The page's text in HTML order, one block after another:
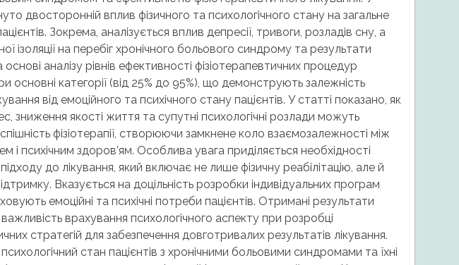
двосторонній вплив фізичного та психологічного стану на загальне
Зокрема, аналізується вплив депресії, тривоги, розладів сну, а
ізоляції на перебіг хронічного больового синдрому та результати
основі аналізу рівнів ефективності фізіотерапевтичних процедур
основні категорії (від 25% до 95%), що демонструють залежність
від емоційного та психічного стану пацієнтів. У статті показано, як
зниження якості життя та супутні психологічні розлади можуть
фізіотерапії, створюючи замкнене коло взаємозалежності між
і психічним здоров’ям. Особлива увага приділяється необхідності
до лікування, який включає не лише фізичну реабілітацію, але й
Вказується на доцільність розробки індивідуальних програм
емоційні та психічні потреби пацієнтів. Отримані результати
врахування психологічного аспекту при розробці
стратегій для забезпечення довготривалих результатів лікування.
стан пацієнтів з хронічними больовими синдромами та їхні